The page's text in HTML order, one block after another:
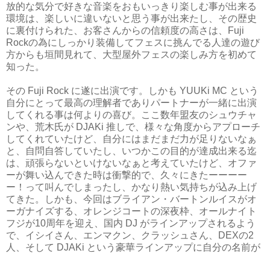
放的な気分で好きな音楽をおもいっきり楽しむ事が出来る
環境は、楽しいに違いないと思う事が出来たし、その歴史
に裏付けられた、お客さんからの信頼度の高さは、Fuji
Rockの為にしっかり装備してフェスに挑んでる人達の遊び
方からも垣間見れて、大型屋外フェスの楽しみ方を初めて
知った。
その Fuji Rock に遂に出演です。しかも YUUKi MC という
自分にとって最高の理解者でありパートナーが一緒に出演
してくれる事は何よりの喜び。ここ数年盟友のシュウチャ
ンや、荒木氏が DJAKi 推しで、様々な角度からアプローチ
してくれていたけど、自分にはまだまだ力が足りないなぁ
と、自問自答していたし、いつかこの目的が達成出来る迄
は、頑張らないといけないなぁと考えていたけど、オファ
ーが舞い込んできた時は衝撃的で、久々にきたーーーー
ー！って叫んでしまったし、かなり熱い気持ちが込み上げ
てきた。しかも、今回はブライアン・バートンルイスがオ
ーガナイズする、オレンジコートの深夜枠、オールナイト
フジが10周年を迎え、国内 DJ がラインアップされるよう
で、イシイさん、エンマクン、クラッシュさん、DEXの2
人、そして DJAKi という豪華ラインアップに自分の名前が